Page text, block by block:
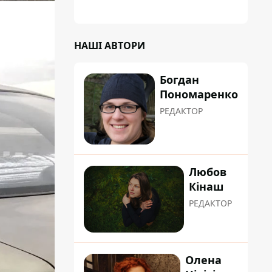
НАШІ АВТОРИ
Богдан
Пономаренко
РЕДАКТОР
Любов
Кінаш
РЕДАКТОР
Олена